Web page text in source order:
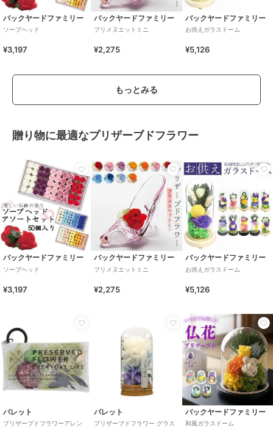
バックヤードファミリー
ソープヘッド
¥3,197
バックヤードファミリー
プリメヌエットミニ
¥2,275
バックヤードファミリー
お供えガラスドーム
¥5,126
もっとみる
贈り物に最適なプリザーブドフラワー
バックヤードファミリー
ソープヘッド
¥3,197
バックヤードファミリー
プリメヌエットミニ
¥2,275
バックヤードファミリー
お供えガラスドーム
¥5,126
パレット
プリザーブドフラワーアレン
パレット
プリザーブドフラワー グラス
バックヤードファミリー
和風ガラスドーム